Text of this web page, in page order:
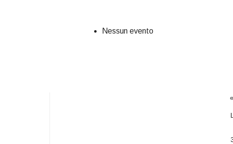
Nessun evento
«
L